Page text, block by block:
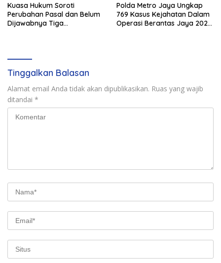
Kuasa Hukum Soroti
Perubahan Pasal dan Belum
Dijawabnya Tiga
Polda Metro Jaya Ungkap
769 Kasus Kejahatan Dalam
Operasi Berantas Jaya 2026,
Tinggalkan Balasan
Alamat email Anda tidak akan dipublikasikan. Ruas yang wajib
ditandai *